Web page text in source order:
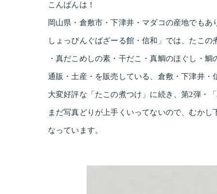
こんばんは！
岡山県・倉敷市・下津井・マダコの産地でも
しょっぴんぐばざーる館・信和」では、たこ
・真だこめしの素・干だこ・真鯛のほぐし・
通販・土産・を販売している、倉敷・下津井・
大変好評な「たこの煮つけ」に続き、第2弾・
まだ写真どりが上手くいってないので、むか
なっています。